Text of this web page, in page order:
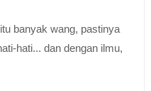
banyak wang, pastinya
hati... dan dengan ilmu,